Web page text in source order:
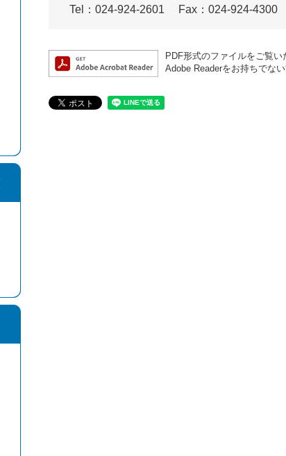
Tel：024-924-2601
Fax：024-924-4300
PDF形式のファイルをご覧い
Adobe Readerをお持ちでな